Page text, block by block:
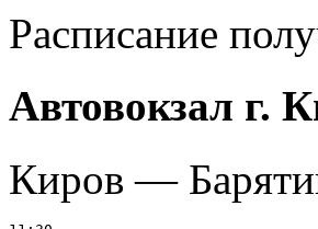
Расписание
Автовокзал г.
Киров —